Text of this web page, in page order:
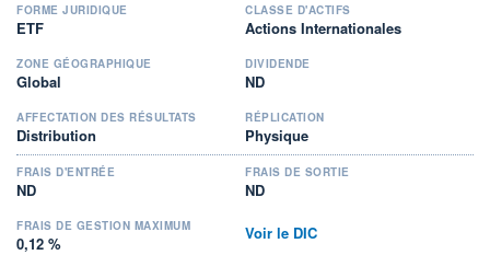
FORME JURIDIQUE
ETF
CLASSE D'ACTIFS
Actions Internationales
ZONE GÉOGRAPHIQUE
Global
DIVIDENDE
ND
AFFECTATION DES RÉSULTATS
Distribution
RÉPLICATION
Physique
FRAIS D'ENTRÉE
ND
FRAIS DE SORTIE
ND
FRAIS DE GESTION MAXIMUM
0,12 %
Voir le DIC